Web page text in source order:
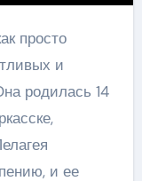
просто
и
родилась 14
и ее